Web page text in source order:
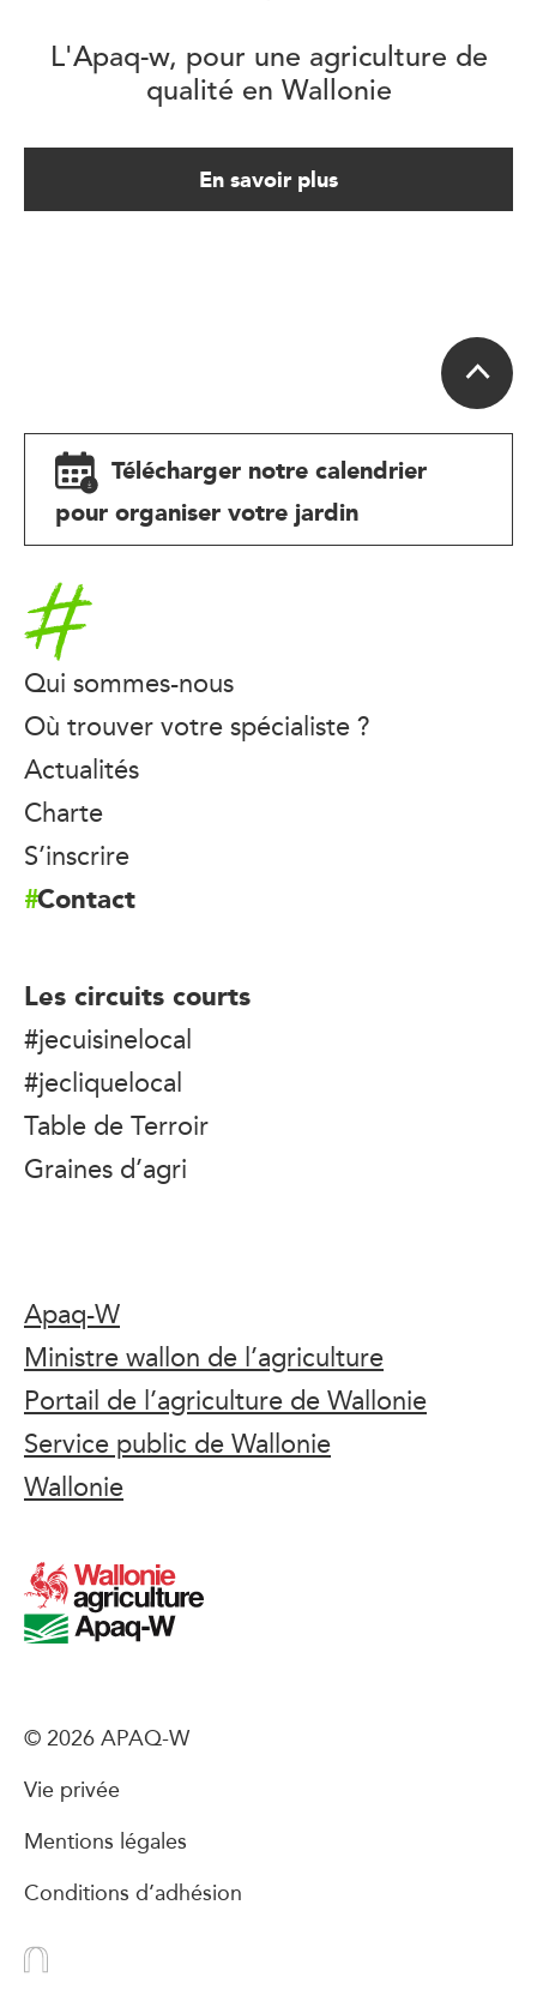
L'Apaq-w, pour une agriculture de
qualité en Wallonie
En savoir plus
Télécharger notre calendrier
pour organiser votre jardin
Accueil
Qui sommes-nous
Où trouver votre spécialiste ?
Actualités
Charte
S’inscrire
Contact
Les circuits courts
#jecuisinelocal
#jecliquelocal
Table de Terroir
Graines d’agri
Apaq-W
Ministre wallon de l’agriculture
Portail de l’agriculture de Wallonie
Service public de Wallonie
Wallonie
© 2026 APAQ-W
Vie privée
Mentions légales
Conditions d’adhésion